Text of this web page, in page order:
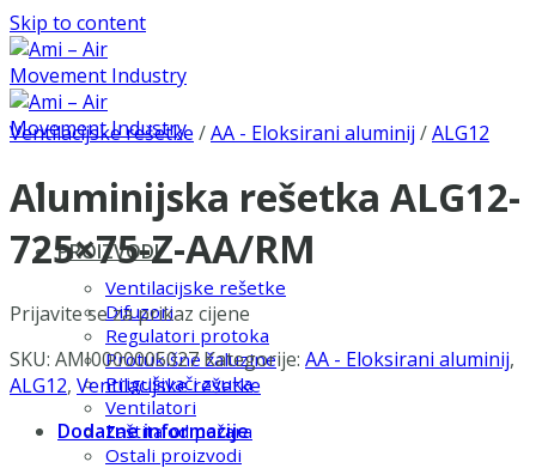
Skip to content
PROIZVODI
Ventilacijske rešetke
Difuzori
Regulatori protoka
Protukišne žaluzine
Prigušivači zvuka
Ventilatori
Zaštita od požara
Ostali proizvodi
Ventilacijske rešetke /AA - Eloksirani aluminij /ALG12
Aluminijska rešetka ALG12-
725×75-Z-AA/RM
Prijavite se za prikaz cijene
SKU: AMI0000005027 Kategorije: AA - Eloksirani aluminij,
ALG12, Ventilacijske rešetke
Dodatne informacije